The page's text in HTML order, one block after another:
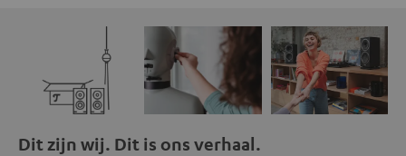
Dit zijn wij. Dit is ons verhaal.